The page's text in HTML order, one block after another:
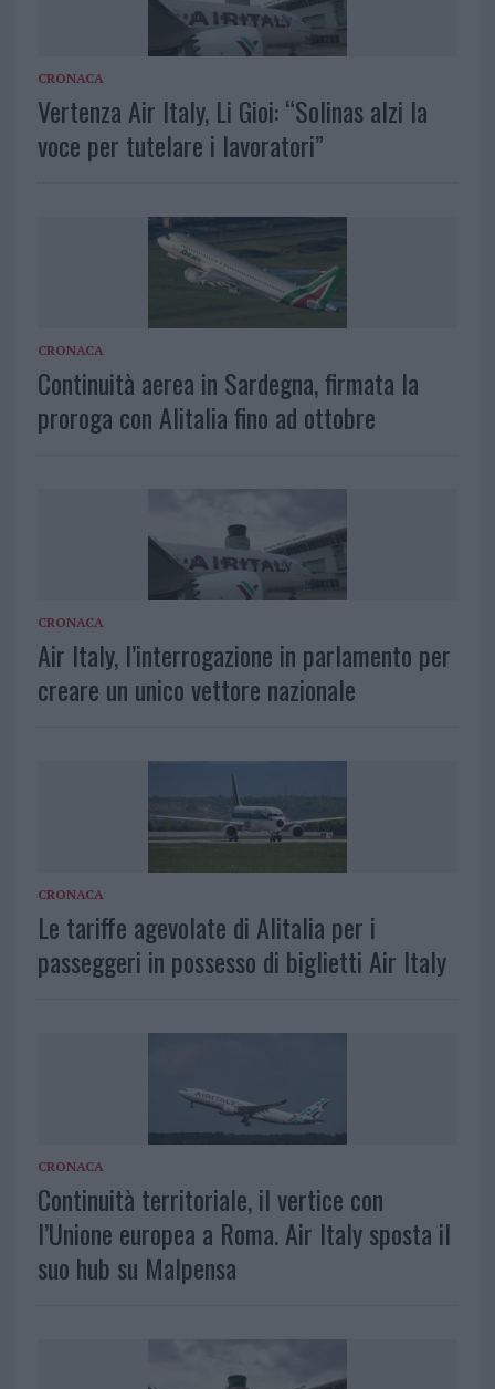
CRONACA
Vertenza Air Italy, Li Gioi: “Solinas alzi la
voce per tutelare i lavoratori”
CRONACA
Continuità aerea in Sardegna, firmata la
proroga con Alitalia fino ad ottobre
CRONACA
Air Italy, l’interrogazione in parlamento per
creare un unico vettore nazionale
CRONACA
Le tariffe agevolate di Alitalia per i
passeggeri in possesso di biglietti Air Italy
CRONACA
Continuità territoriale, il vertice con
l’Unione europea a Roma. Air Italy sposta il
suo hub su Malpensa